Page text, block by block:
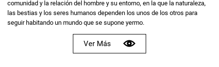
comunidad y la relación del hombre y su entorno, en la que la naturaleza,
las bestias y los seres humanos dependen los unos de los otros para
seguir habitando un mundo que se supone yermo.
Ver Más